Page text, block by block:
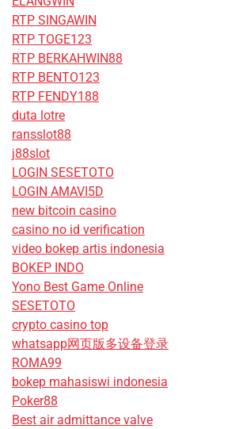
RTP SINGAWIN
RTP TOGE123
RTP BERKAHWIN88
RTP BENTO123
RTP FENDY188
duta lotre
ransslot88
j88slot
LOGIN SESETOTO
LOGIN AMAVI5D
new bitcoin casino
casino no id verification
video bokep artis indonesia
BOKEP INDO
Yono Best Game Online
SESETOTO
crypto casino top
whatsapp网页版多设备登录
ROMA99
bokep mahasiswi indonesia
Poker88
Best air admittance valve